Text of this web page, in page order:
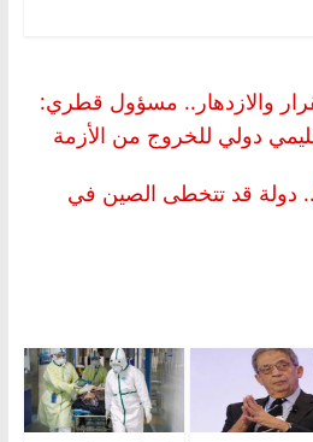
والازدهار.. مسؤول قطري:
دولي للخروج من الأزمة
منذ 60 عاما.. دولة قد تتخطى الصين في